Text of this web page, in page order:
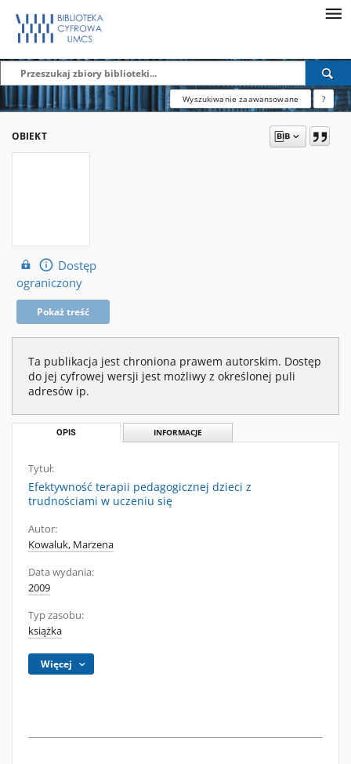
Wyszukiwanie zaawansowane ?
OBIEKT
Dostęp
ograniczony
Pokaż treść
Ta publikacja jest chroniona prawem autorskim. Dostęp
do jej cyfrowej wersji jest możliwy z określonej puli
adresów ip.
OPIS INFORMACJE
Tytuł:
Efektywność terapii pedagogicznej dzieci z
trudnościami w uczeniu się
Autor:
Kowaluk, Marzena
Data wydania:
2009
Typ zasobu:
książka
Więcej